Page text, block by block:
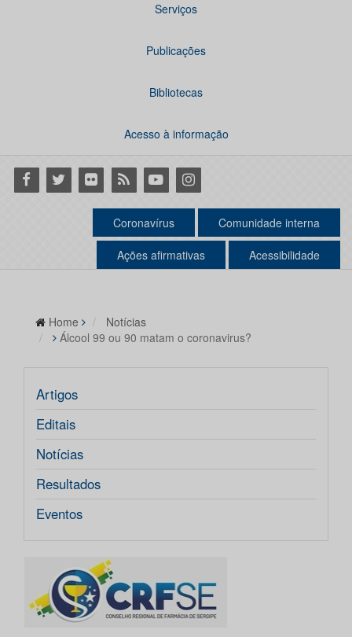
Serviços
Publicações
Bibliotecas
Acesso à informação
Facebook
Twitter Flickr RSS YoutubeInstagram
Coronavírus Comunidade interna
Ações afirmativas Acessibilidade
Home
Notícias
Álcool 99 ou 90 matam o coronavirus?
Artigos
Editais
Notícias
Resultados
Eventos